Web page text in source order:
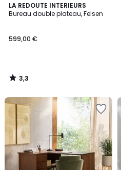
LA REDOUTE INTERIEURS
Bureau double plateau, Felsen
599,00 €
3,3
/ 5
3,3
/